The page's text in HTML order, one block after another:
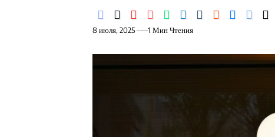
8 июля, 2025 1 Мин Чтения